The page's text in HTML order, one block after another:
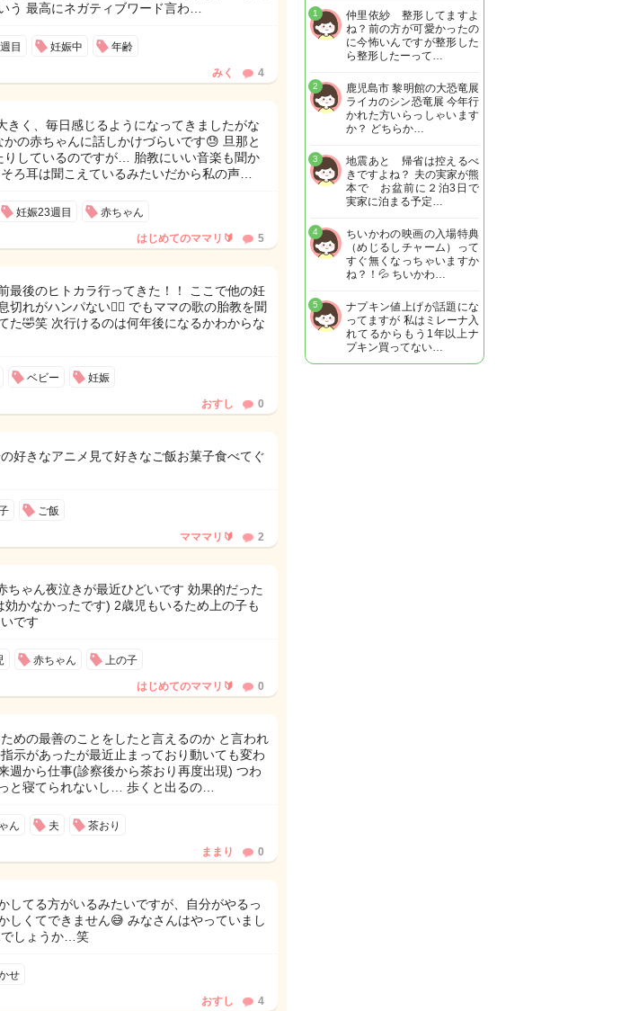
う 最高にネガティブワード言わ…
目 妊娠中 年齢
みく 4
きく、毎日感じるようになってきましたがな
の赤ちゃんに話しかけづらいです😓 旦那と
りしているのですが… 胎教にいい音楽も聞か
ろ耳は聞こえているみたいだから私の声…
妊娠23週目 赤ちゃん
はじめてのママリ🔰 5
最後のヒトカラ行ってきた！！ ここで他の妊
れがハンパない😮‍💨 でもママの歌の胎教を聞
た🤣笑 次行けるのは何年後になるかわからな
ベビー 妊娠
おすし 0
好きなアニメ見て好きなご飯お菓子食べてぐ
ご飯
マママリ🔰 2
ちゃん夜泣きが最近ひどいです 効果的だった
かなかったです) 2歳児もいるため上の子も
です
赤ちゃん 上の子
はじめてのママリ🔰 0
の最善のことをしたと言えるのか と言われ
示があったが最近止まっており動いても変わ
週から仕事(診察後から茶おり再度出現) つわ
と寝てられないし… 歩くと出るの…
ん 夫 茶おり
ままり 0
してる方がいるみたいですが、自分がやるっ
しくてできません😅 みなさんはやっていまし
でしょうか…笑
せ
おすし 4
仲里依紗 整形してますよ
ね？前の方が可愛かったの
に今怖いんですが整形した
ら整形したーって…
1
鹿児島市 黎明館の大恐竜展
ライカのシン恐竜展 今年行
かれた方いらっしゃいます
か？ どちらか…
2
地震あと 帰省は控えるべ
きですよね？ 夫の実家が熊
本で お盆前に２泊3日で
実家に泊まる予定…
3
ちいかわの映画の入場特典
（めじるしチャーム）って
すぐ無くなっちゃいますか
ね？！💦 ちいかわ…
4
ナプキン値上げが話題にな
ってますが 私はミレーナ入
れてるからもう1年以上ナ
プキン買ってない…
5